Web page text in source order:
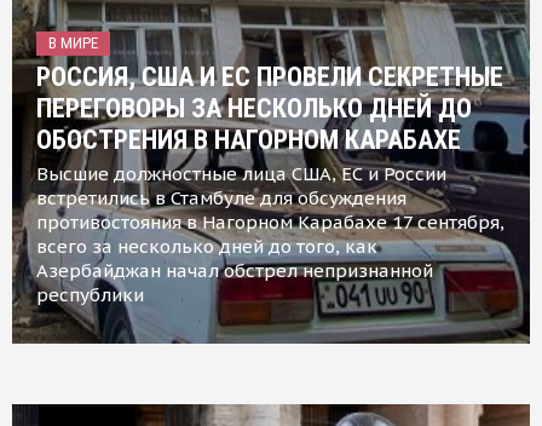
В МИРЕ
РОССИЯ, США И ЕС ПРОВЕЛИ СЕКРЕТНЫЕ
ПЕРЕГОВОРЫ ЗА НЕСКОЛЬКО ДНЕЙ ДО
ОБОСТРЕНИЯ В НАГОРНОМ КАРАБАХЕ
Высшие должностные лица США, ЕС и России
встретились в Стамбуле для обсуждения
противостояния в Нагорном Карабахе 17 сентября,
всего за несколько дней до того, как
Азербайджан начал обстрел непризнанной
республики